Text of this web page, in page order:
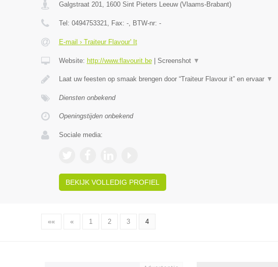
Galgstraat 201, 1600 Sint Pieters Leeuw(Vlaams-Brabant)
Tel: 0494753321, Fax: -, BTW-nr: -
E-mail › Traiteur Flavour' It
Website: http://www.flavourit.be| Screenshot ▼
Laat uw feesten op smaak brengen door “Traiteur Flavour it” en ervaar ▼
Diensten onbekend
Openingstijden onbekend
Sociale media:
BEKIJK VOLLEDIG PROFIEL
«« « 1 2 3 4